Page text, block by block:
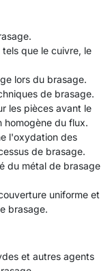
que le cuivre, le
lors du brasage.
de brasage.
les pièces avant le
homogène du flux.
l'oxydation des
de brasage.
du métal de brasage
uniforme et
brasage.
et autres agents